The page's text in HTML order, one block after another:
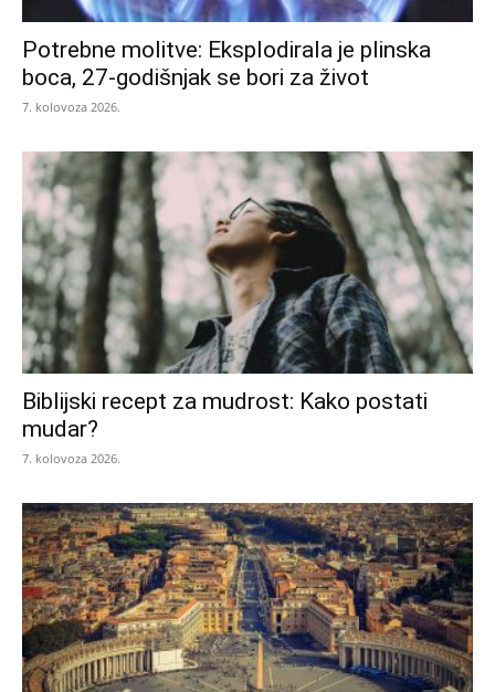
Potrebne molitve: Eksplodirala je plinska
boca, 27-godišnjak se bori za život
7. kolovoza 2026.
Biblijski recept za mudrost: Kako postati
mudar?
7. kolovoza 2026.